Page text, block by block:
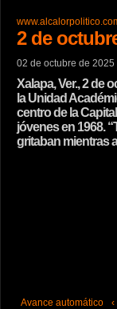
2 de
02 de octubre de 2025
Xalapa, Ver., 2 de
la Unidad
centro de la
jóvenes en 1968.
gritaban mientras
Avance automático